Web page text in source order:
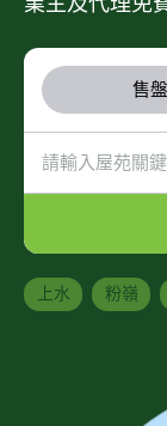
售盤
上水 粉嶺